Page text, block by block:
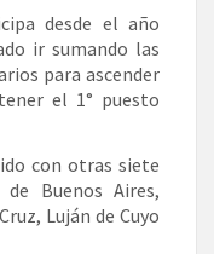
desde el año
ir sumando las
para ascender
el 1° puesto
con otras siete
de Buenos Aires,
Luján de Cuyo